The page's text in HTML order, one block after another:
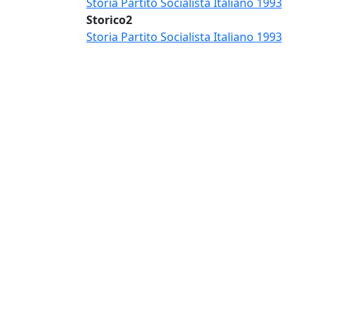
Storico2
Storia Partito Socialista Italiano 1993